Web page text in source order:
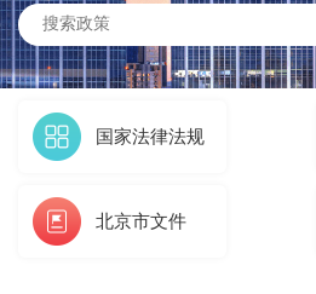
国家法律法规
北京市文件